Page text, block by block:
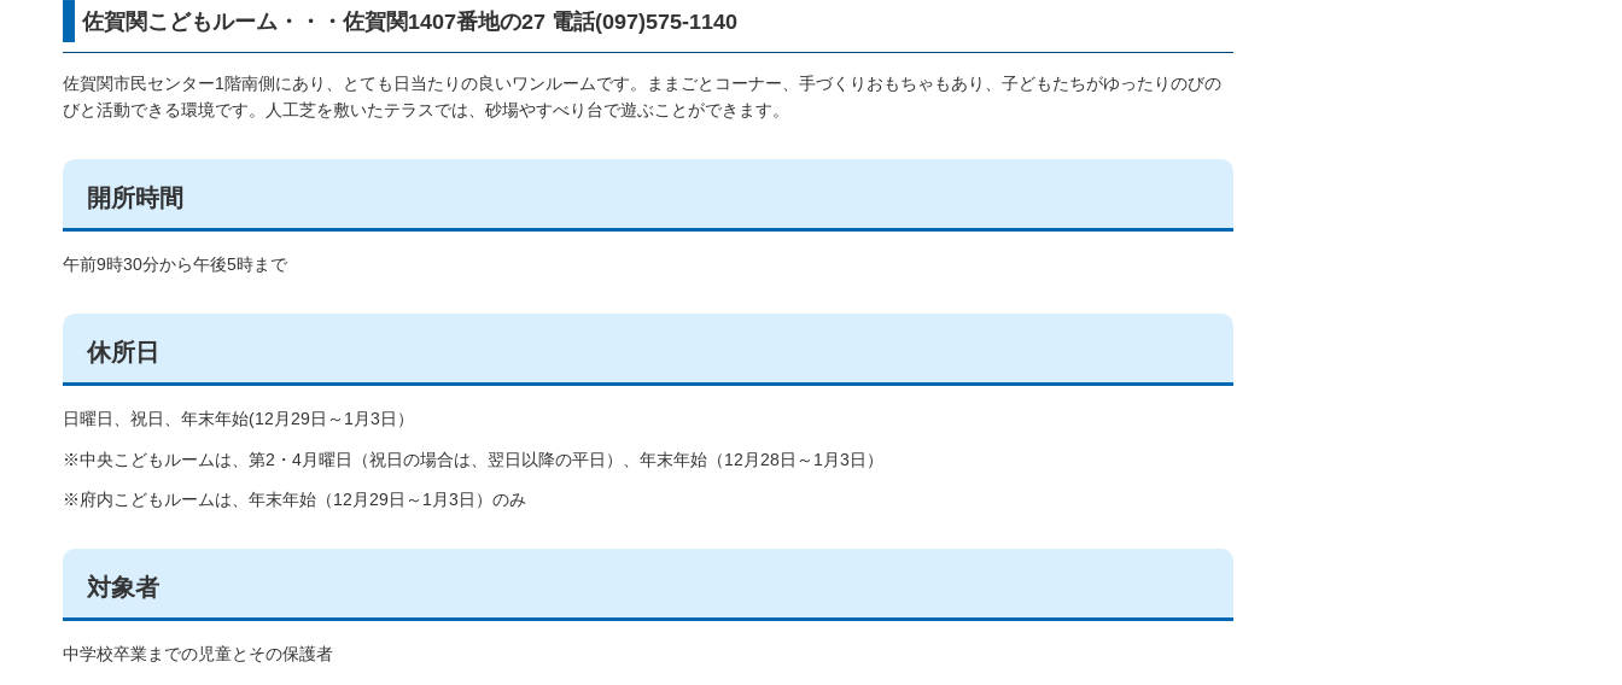
佐賀関こどもルーム・・・佐賀関1407番地の27 電話(097)575-1140
佐賀関市民センター1階南側にあり、とても日当たりの良いワンルームです。ままごとコーナー、手づくりおもちゃもあり、子どもたちがゆったりのびの
びと活動できる環境です。人工芝を敷いたテラスでは、砂場やすべり台で遊ぶことができます。
開所時間
午前9時30分から午後5時まで
休所日
日曜日、祝日、年末年始(12月29日～1月3日）
※中央こどもルームは、第2・4月曜日（祝日の場合は、翌日以降の平日）、年末年始（12月28日～1月3日）
※府内こどもルームは、年末年始（12月29日～1月3日）のみ
対象者
中学校卒業までの児童とその保護者